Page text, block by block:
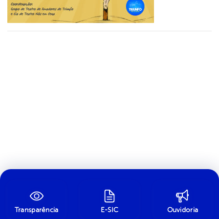
Transparência E-SIC Ouvidoria